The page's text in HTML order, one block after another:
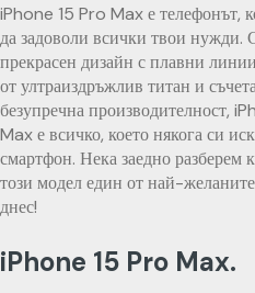
iPhone 15 Pro Max е телефонът,
да задоволи всички твои нужди.
прекрасен дизайн с плавни
от ултраиздръжлив титан и
безупречна производителност,
Max е всичко, което някога си
смартфон. Нека заедно разберем
този модел един от най-
днес!
iPhone 15 Pro Max.